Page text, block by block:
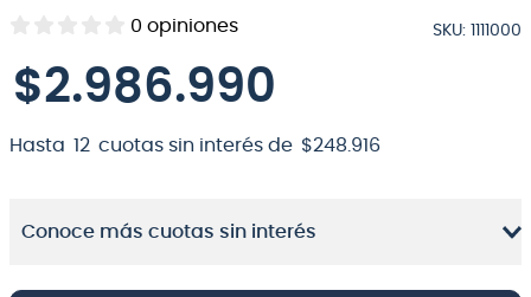
0 opiniones SKU: 1111000
$2.986.990
Hasta 12 cuotas sin interés de $248 916
Conoce más cuotas sin interés
9 .
bateria
10. violin